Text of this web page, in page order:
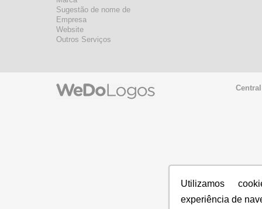
Utilizamos
experiência de
Sugestão de nome de
Empresa
Website
Outros Serviços